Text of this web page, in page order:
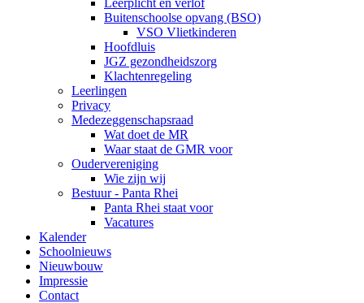
Leerplicht en verlof
Buitenschoolse opvang (BSO)
VSO Vlietkinderen
Hoofdluis
JGZ gezondheidszorg
Klachtenregeling
Leerlingen
Privacy
Medezeggenschapsraad
Wat doet de MR
Waar staat de GMR voor
Oudervereniging
Wie zijn wij
Bestuur - Panta Rhei
Panta Rhei staat voor
Vacatures
Kalender
Schoolnieuws
Nieuwbouw
Impressie
Contact